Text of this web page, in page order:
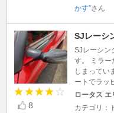
かす”さん
8
SJレーシ
SJレーシン
す。 ミラー
しまってい
ートでラッ
ロータス エ
カテゴリ：